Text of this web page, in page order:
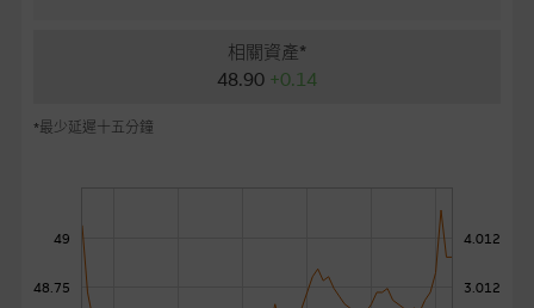
相關資產*
48.90 +0.14
*最少延遲十五分鐘
3.012
4.012
48.75
49